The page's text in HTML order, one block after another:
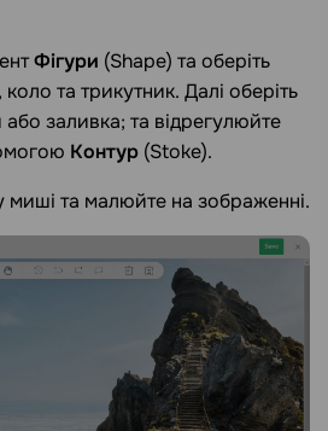
Фігури (Shape) та оберіть
та трикутник. Далі оберіть
або заливка; та відрегулюйте
Контур (Stoke).
миші та малюйте на зображенні.